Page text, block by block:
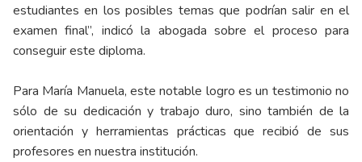
estudiantes en los posibles temas que podrían salir en el
examen final”, indicó la abogada sobre el proceso para
conseguir este diploma.
Para María Manuela, este notable logro es un testimonio no
sólo de su dedicación y trabajo duro, sino también de la
orientación y herramientas prácticas que recibió de sus
profesores en nuestra institución.